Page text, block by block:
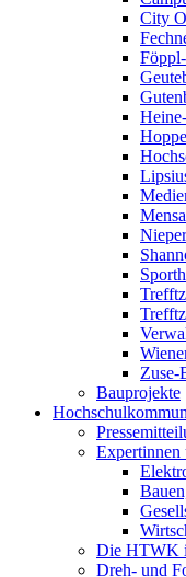
City
Mensa
Zuse-
Bauprojekte
Expertinnen
Die HTWK
Dreh- und